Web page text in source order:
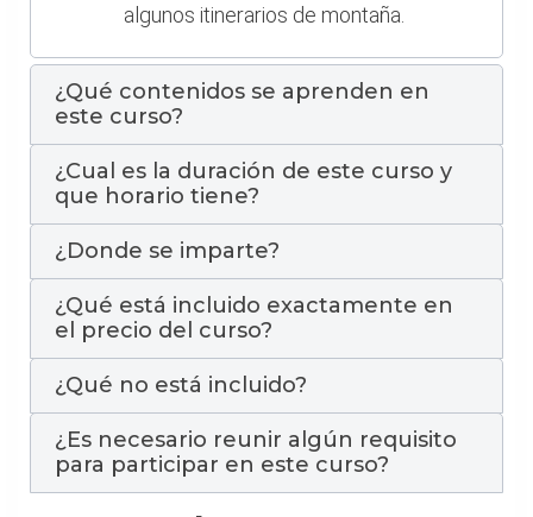
algunos itinerarios de montaña.
¿Qué contenidos se aprenden en
este curso?
¿Cual es la duración de este curso y
que horario tiene?
¿Donde se imparte?
¿Qué está incluido exactamente en
el precio del curso?
¿Qué no está incluido?
¿Es necesario reunir algún requisito
para participar en este curso?